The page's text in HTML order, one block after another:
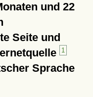
und 22
Seite und
1
Sprache